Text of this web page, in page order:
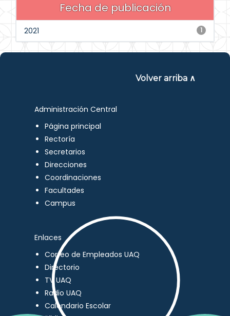
Fecha de publicación
1
2021
Volver arriba ∧
Administración Central
Página principal
Rectoría
Secretarios
Direcciones
Coordinaciones
Facultades
Campus
Enlaces
Correo de Empleados UAQ
Directorio
TV UAQ
Radio UAQ
Calendario Escolar